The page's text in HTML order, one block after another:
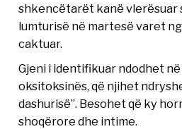
shkencëtarët kanë vlerësuar
lumturisë në martesë varet
caktuar.
Gjeni i identifikuar ndodhet
oksitoksinës, që njihet
dashurisë”. Besohet që ky
shoqërore dhe intime.